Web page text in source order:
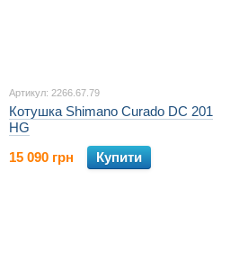
Артикул: 2266.67.79
Котушка Shimano Curado DC 201
HG
15 090 грн
Купити